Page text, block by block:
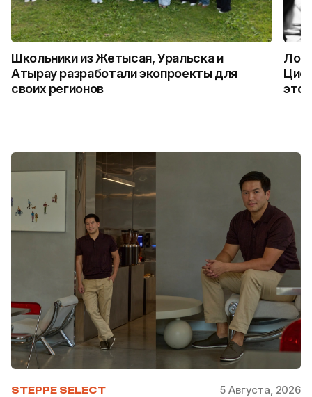
Школьники из Жетысая, Уральска и
Атырау разработали экопроекты для
своих регионов
это
STEPPE SELECT 5 Августа, 2026